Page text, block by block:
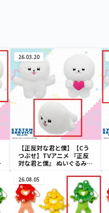
26.03.20
【正反対な君と僕】【Cう
つぶせ】TVアニメ 『正反
対な君と僕』 ぬいぐるみ
26.08.05